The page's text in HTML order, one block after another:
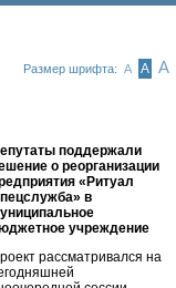
Размер шрифта: А А А
поддержали
о реорганизации
«Ритуал
в
учреждение
рассматривался на